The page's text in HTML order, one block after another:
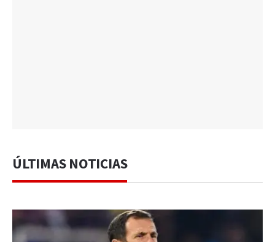
ÚLTIMAS NOTICIAS